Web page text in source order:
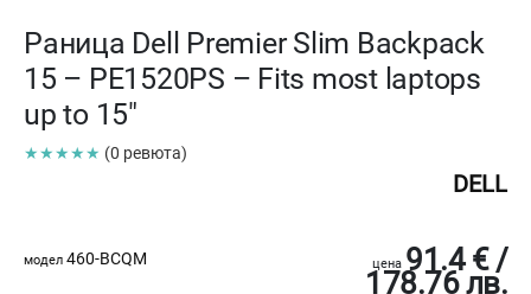
Раница Dell Premier Slim Backpack
15 – PE1520PS – Fits most laptops
up to 15"
★★★★★ (0 ревюта)
DELL
модел 460-BCQM цена 91.4 € /
178.76 лв.